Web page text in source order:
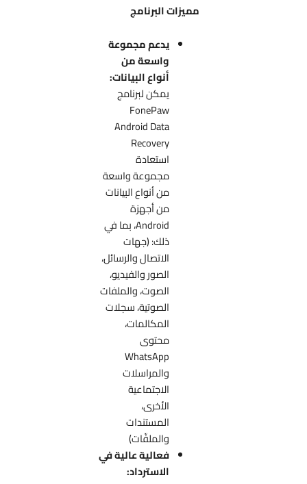
مميزات البرنامج
يدعم مجموعة
واسعة من
أنواع البيانات:
يمكن لبرنامج
FonePaw
Android Data
Recovery
استعادة
مجموعة واسعة
من أنواع البيانات
من أجهزة
Android، بما في
ذلك: (جهات
الاتصال والرسائل،
الصور والفيديو،
الصوت، والملفات
الصوتية، سجلات
المكالمات،
محتوى
WhatsApp
والمراسلات
الاجتماعية
الأخرى،
المستندات
والملفّات)
فعالية عالية في
الاسترداد: